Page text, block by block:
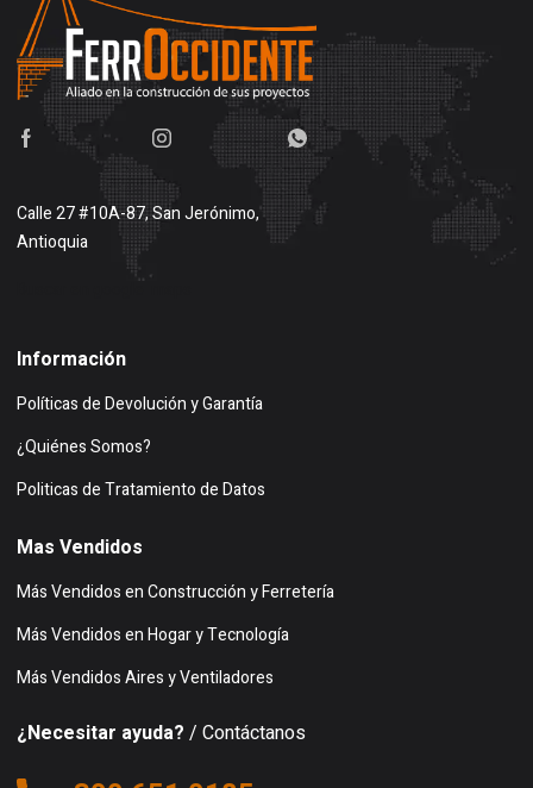
Calle 27 #10A-87, San Jerónimo,
Antioquia
Información
Políticas de Devolución y Garantía
¿Quiénes Somos?
Politicas de Tratamiento de Datos
Mas Vendidos
Más Vendidos en Construcción y Ferretería
Más Vendidos en Hogar y Tecnología
Más Vendidos Aires y Ventiladores
¿Necesitar ayuda? / Contáctanos